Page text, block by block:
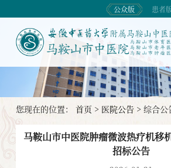
公众版 患者
您现在的位置： 首页 > 医院公告> 综合公
马鞍山市中医院肿瘤微波热疗机移
招标公告